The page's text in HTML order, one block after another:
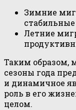
Зимние
Летние
Таким образом,
сезоны года
и динамичное
роль в его
целом.